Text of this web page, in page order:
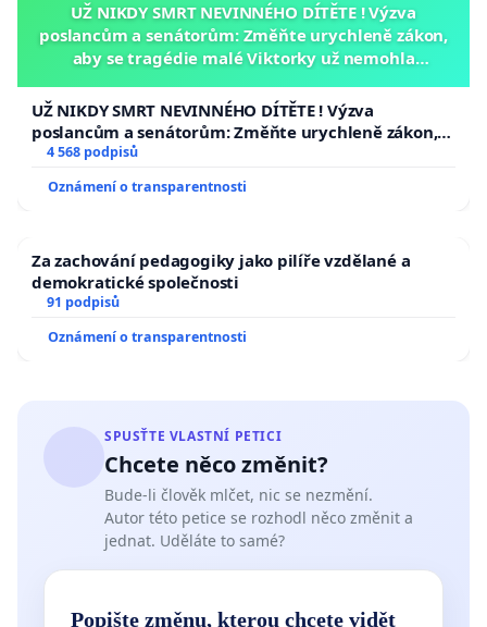
UŽ NIKDY SMRT NEVINNÉHO DÍTĚTE ! Výzva
poslancům a senátorům: Změňte urychleně zákon,
aby se tragédie malé Viktorky už nemohla
UŽ NIKDY SMRT NEVINNÉHO DÍTĚTE ! Výzva
poslancům a senátorům: Změňte urychleně zákon,
aby se tragédie malé Viktorky už nemohla opakovat!
4 568 podpisů
Oznámení o transparentnosti
Za zachování pedagogiky jako pilíře vzdělané a
demokratické společnosti
91 podpisů
Oznámení o transparentnosti
SPUSŤTE VLASTNÍ PETICI
Chcete něco změnit?
Bude-li člověk mlčet, nic se nezmění.
Autor této petice se rozhodl něco změnit a
jednat. Uděláte to samé?
Popište změnu, kterou chcete vidět